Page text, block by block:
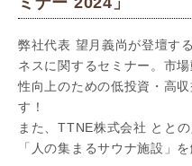
弊社代表 望月義尚が登壇す
ネスに関するセミナー。市
性向上のための低投資・高
す！
また、TTNE株式会社 とと
「人の集まるサウナ施設」